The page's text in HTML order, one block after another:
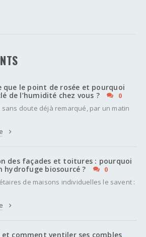
que le point de rosée et pourquoi
de l’humidité chez vous ?
0
sans doute déjà remarqué, par un matin
des façades et toitures : pourquoi
hydrofuge biosourcé ?
0
de maisons individuelles le savent :
et comment ventiler ses combles